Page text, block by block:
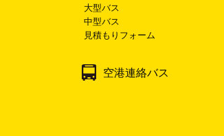
大型バス
中型バス
見積もりフォーム
空港連絡バス